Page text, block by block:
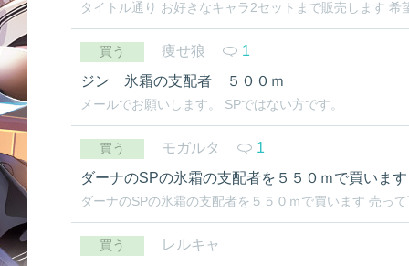
タイトル通り お好きなキャラ2セットまで販売します
買う 痩せ狼
1
ジン 氷霜の支配者 ５００ｍ
メールでお願いします。 SPではない方です。
買う モガルタ
1
ダーナのSPの氷霜の支配者を５５０ｍで買います
ダーナのSPの氷霜の支配者を５５０ｍで買います 売っ
買う
レルキャ